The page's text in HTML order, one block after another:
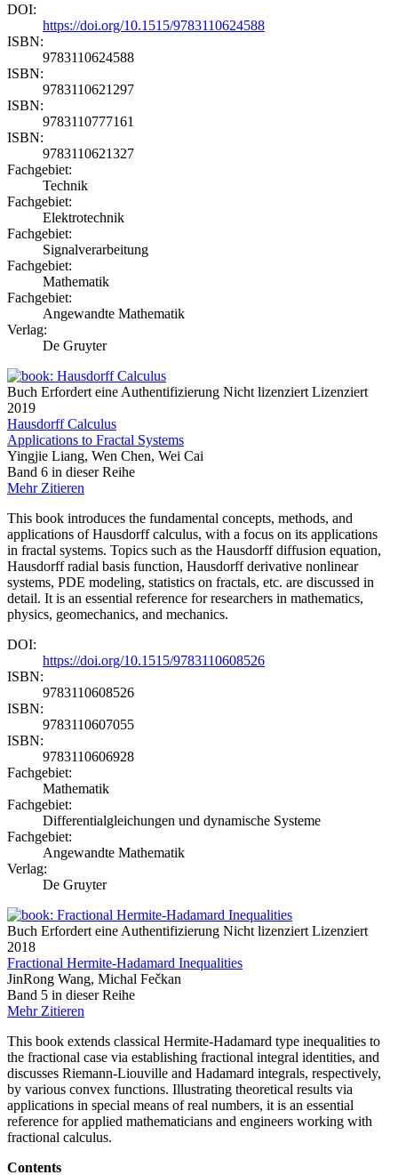
DOI:
https://doi.org/10.1515/9783110624588
ISBN:
9783110624588
ISBN:
9783110621297
ISBN:
9783110777161
ISBN:
9783110621327
Fachgebiet:
Technik
Fachgebiet:
Elektrotechnik
Fachgebiet:
Signalverarbeitung
Fachgebiet:
Mathematik
Fachgebiet:
Angewandte Mathematik
Verlag:
De Gruyter
Buch Erfordert eine Authentifizierung Nicht lizenziert Lizenziert
2019
Hausdorff Calculus
Applications to Fractal Systems
Yingjie Liang, Wen Chen, Wei Cai
Band 6 in dieser Reihe
Mehr Zitieren
This book introduces the fundamental concepts, methods, and
applications of Hausdorff calculus, with a focus on its applications
in fractal systems. Topics such as the Hausdorff diffusion equation,
Hausdorff radial basis function, Hausdorff derivative nonlinear
systems, PDE modeling, statistics on fractals, etc. are discussed in
detail. It is an essential reference for researchers in mathematics,
physics, geomechanics, and mechanics.
DOI:
https://doi.org/10.1515/9783110608526
ISBN:
9783110608526
ISBN:
9783110607055
ISBN:
9783110606928
Fachgebiet:
Mathematik
Fachgebiet:
Differentialgleichungen und dynamische Systeme
Fachgebiet:
Angewandte Mathematik
Verlag:
De Gruyter
Buch Erfordert eine Authentifizierung Nicht lizenziert Lizenziert
2018
Fractional Hermite-Hadamard Inequalities
JinRong Wang, Michal Fečkan
Band 5 in dieser Reihe
Mehr Zitieren
This book extends classical Hermite-Hadamard type inequalities to
the fractional case via establishing fractional integral identities, and
discusses Riemann-Liouville and Hadamard integrals, respectively,
by various convex functions. Illustrating theoretical results via
applications in special means of real numbers, it is an essential
reference for applied mathematicians and engineers working with
fractional calculus.
Contents